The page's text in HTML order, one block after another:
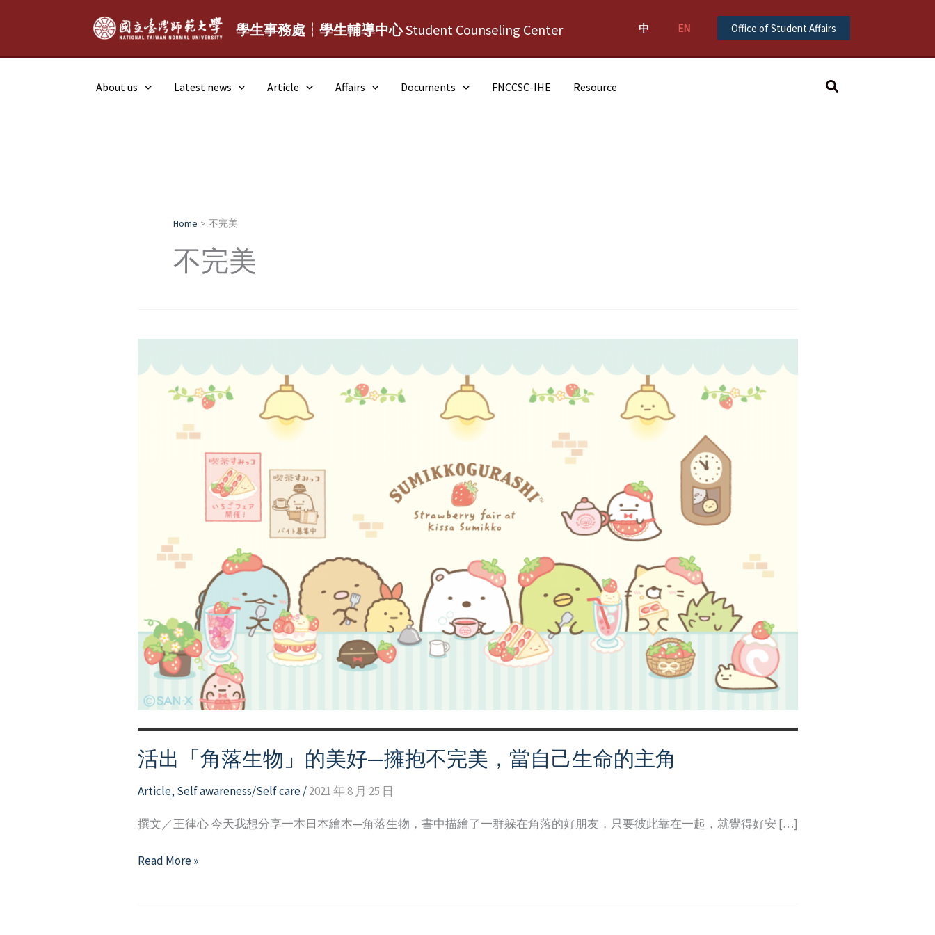
學生事務處┆學生輔導中心Student Counseling Center 中 EN Office of Student Affairs
About us Latest news Article Affairs Documents FNCCSC-IHE Resource Search
Home 不完美
不完美
活出「角落生物」的美好—擁抱不完美，當自己生命的主角
Article, Self awareness/Self care/2021 年 8 月 25 日
撰文／王律心 今天我想分享一本日本繪本—角落生物，書中描繪了一群躲在角落的好朋友，只要彼此靠在一起，就覺得好安 […]
活
Read More »